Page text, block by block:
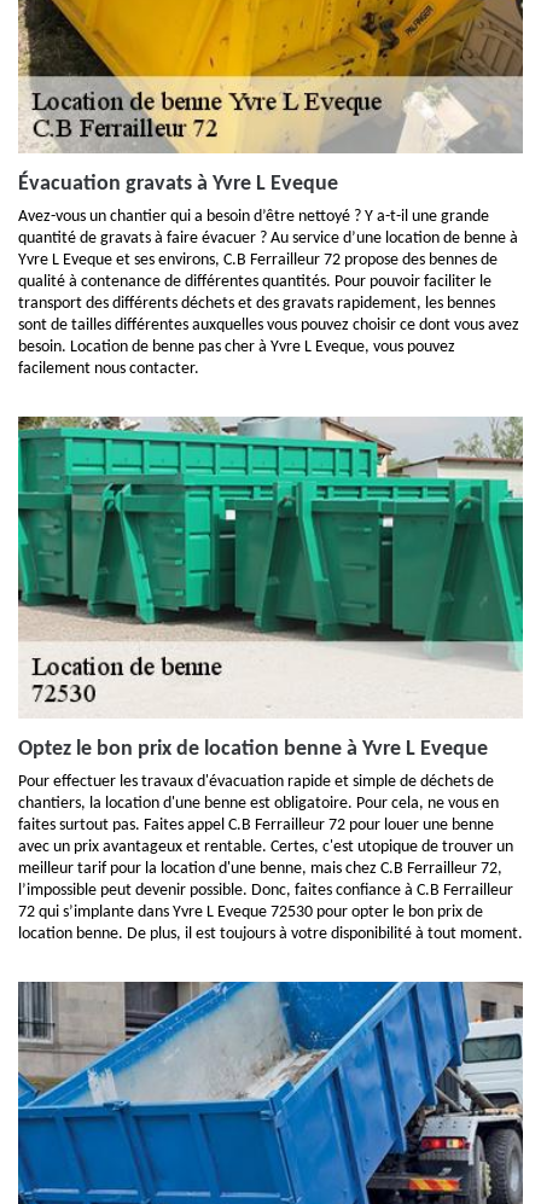
Évacuation gravats à Yvre L Eveque
Avez-vous un chantier qui a besoin d’être nettoyé ? Y a-t-il une grande
quantité de gravats à faire évacuer ? Au service d’une location de benne à
Yvre L Eveque et ses environs, C.B Ferrailleur 72 propose des bennes de
qualité à contenance de différentes quantités. Pour pouvoir faciliter le
transport des différents déchets et des gravats rapidement, les bennes
sont de tailles différentes auxquelles vous pouvez choisir ce dont vous avez
besoin. Location de benne pas cher à Yvre L Eveque, vous pouvez
facilement nous contacter.
Optez le bon prix de location benne à Yvre L Eveque
Pour effectuer les travaux d'évacuation rapide et simple de déchets de
chantiers, la location d'une benne est obligatoire. Pour cela, ne vous en
faites surtout pas. Faites appel C.B Ferrailleur 72 pour louer une benne
avec un prix avantageux et rentable. Certes, c'est utopique de trouver un
meilleur tarif pour la location d'une benne, mais chez C.B Ferrailleur 72,
l’impossible peut devenir possible. Donc, faites confiance à C.B Ferrailleur
72 qui s’implante dans Yvre L Eveque 72530 pour opter le bon prix de
location benne. De plus, il est toujours à votre disponibilité à tout moment.